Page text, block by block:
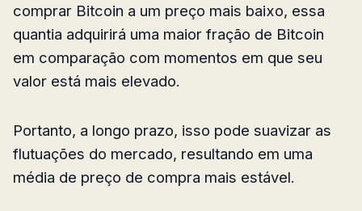
comprar Bitcoin a um preço mais baixo, essa
quantia adquirirá uma maior fração de Bitcoin
em comparação com momentos em que seu
valor está mais elevado.
Portanto, a longo prazo, isso pode suavizar as
flutuações do mercado, resultando em uma
média de preço de compra mais estável.